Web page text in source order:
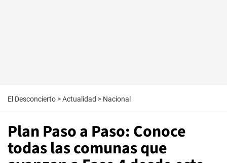
El Desconcierto >Actualidad > Nacional
Plan Paso a Paso: Conoce
todas las comunas que